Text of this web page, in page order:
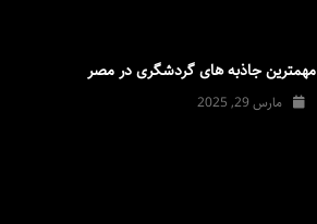
مهمترین جاذبه های گردشگری در مصر
مارس 29, 2025